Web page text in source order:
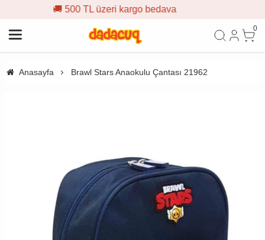
kargo bedava
0
Anasayfa Brawl Stars Anaokulu Çantası 21962